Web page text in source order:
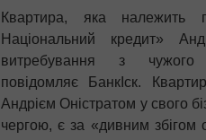
Квартира, яка належить
Національний кредит»
витребування з
повідомляє БанкІск.
Андрієм Оністратом у свого
чергою, є за «дивним збігом